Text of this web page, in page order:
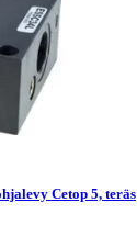
Cetop 5, teräs